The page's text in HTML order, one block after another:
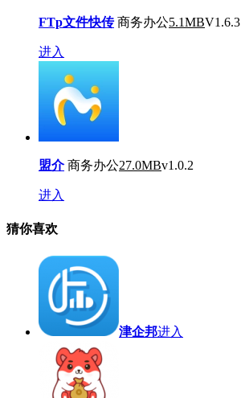
FTp文件快传 商务办公5.1MBV1.6.3
进入
盟介 商务办公27.0MBv1.0.2
进入
猜你喜欢
津企邦进入